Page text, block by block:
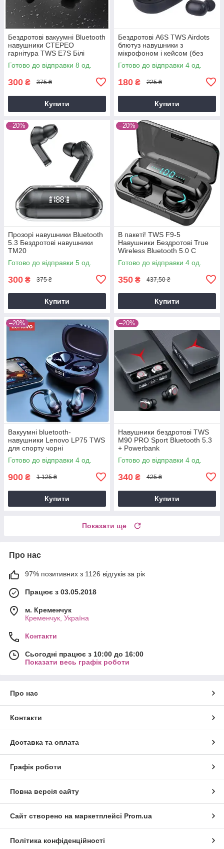
Бездротові вакуумні Bluetooth
навушники СТЕРЕО
гарнітура TWS E7S Білі
Готово до відправки 8 од.
300 ₴ 375 ₴
Купити
Бездротові A6S TWS Airdots
блютуз навушники з
мікрофоном і кейсом (без
упаковки)
Готово до відправки 4 од.
180 ₴ 225 ₴
Купити
–20%
Прозорі навушники Bluetooth
5.3 Бездротові навушники
TM20
Готово до відправки 5 од.
300 ₴ 375 ₴
Купити
–20%
В пакеті! TWS F9-5
Навушники Бездротові True
Wireless Bluetooth 5.0 C
Павер Банком
Готово до відправки 4 од.
350 ₴ 437,50 ₴
Купити
–20%
Вакуумні bluetooth-
навушники Lenovo LP75 TWS
для спорту чорні
Готово до відправки 4 од.
900 ₴ 1 125 ₴
Купити
–20%
Навушники бездротові TWS
M90 PRO Sport Bluetooth 5.3
+ Powerbank
Готово до відправки 4 од.
340 ₴ 425 ₴
Купити
Показати ще
Про нас
97% позитивних з 1126 відгуків за рік
Працює з 03.05.2018
м. Кременчук
Кременчук, Україна
Контакти
Сьогодні працює з 10:00 до 16:00
Показати весь графік роботи
Про нас
Контакти
Доставка та оплата
Графік роботи
Повна версія сайту
Сайт створено на маркетплейсі Prom.ua
Політика конфіденційності